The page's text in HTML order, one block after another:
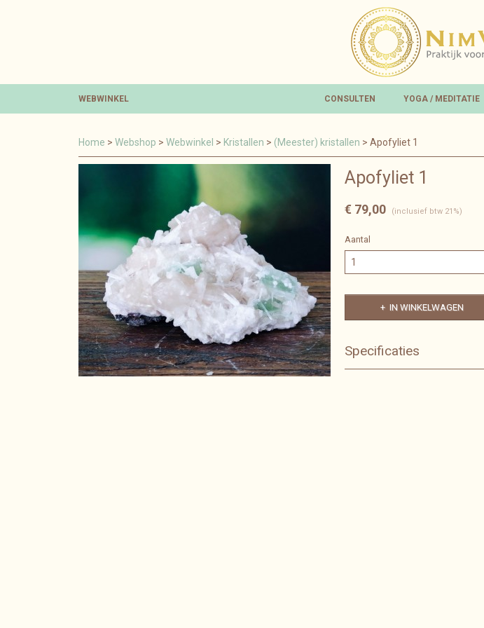
YOGA / MEDITATIE
CONSULTEN
WEBWINKEL
Home > Webshop > Webwinkel > Kristallen > (Meester) kristallen > Apofyliet 1
Apofyliet 1
€ 79,00 (inclusief btw 21%)
Aantal
IN WINKELWAGEN
Specificaties